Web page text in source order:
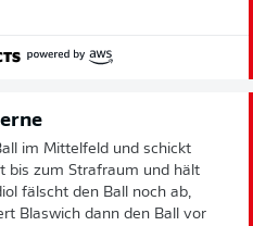
im Mittelfeld und schickt
bis zum Strafraum und hält
fälscht den Ball noch ab,
Blaswich dann den Ball vor